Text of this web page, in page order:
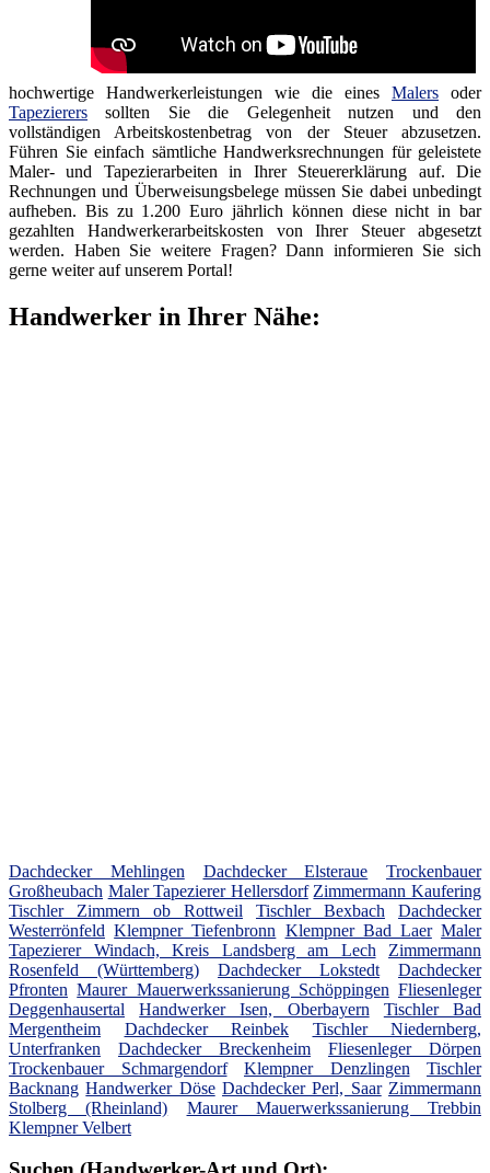
hochwertige Handwerkerleistungen wie die eines Malers oder
Tapezierers sollten Sie die Gelegenheit nutzen und den
vollständigen Arbeitskostenbetrag von der Steuer abzusetzen.
Führen Sie einfach sämtliche Handwerksrechnungen für geleistete
Maler- und Tapezierarbeiten in Ihrer Steuererklärung auf. Die
Rechnungen und Überweisungsbelege müssen Sie dabei unbedingt
aufheben. Bis zu 1.200 Euro jährlich können diese nicht in bar
gezahlten Handwerkerarbeitskosten von Ihrer Steuer abgesetzt
werden. Haben Sie weitere Fragen? Dann informieren Sie sich
gerne weiter auf unserem Portal!
Handwerker in Ihrer Nähe:
Dachdecker Mehlingen Dachdecker Elsteraue
Trockenbauer
Großheubach Maler Tapezierer Hellersdorf Zimmermann Kaufering
Tischler Zimmern ob Rottweil
Tischler Bexbach
Dachdecker
Westerrönfeld Klempner Tiefenbronn Klempner Bad Laer Maler
Tapezierer Windach, Kreis Landsberg am Lech
Zimmermann
Rosenfeld (Württemberg)
Dachdecker Lokstedt
Dachdecker
Pfronten Maurer Mauerwerkssanierung Schöppingen Fliesenleger
Deggenhausertal
Handwerker Isen, Oberbayern
Tischler Bad
Mergentheim
Dachdecker Reinbek
Tischler Niedernberg,
Unterfranken
Dachdecker Breckenheim
Fliesenleger Dörpen
Trockenbauer Schmargendorf
Klempner Denzlingen
Tischler
Backnang Handwerker Döse Dachdecker Perl, Saar Zimmermann
Stolberg (Rheinland)
Maurer Mauerwerkssanierung Trebbin
Klempner Velbert